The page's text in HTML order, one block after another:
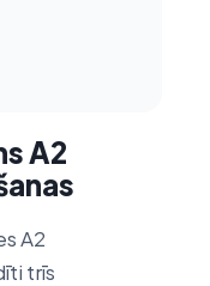
A2
A2
trīs